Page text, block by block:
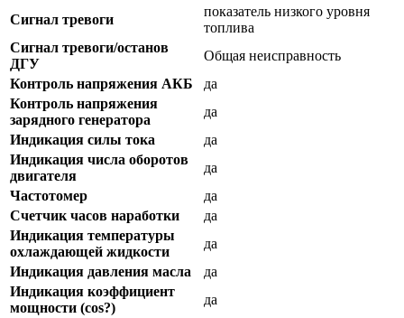
Сигнал тревоги
показатель низкого уровня
топлива
Сигнал тревоги/останов
ДГУ
Общая неисправность
Контроль напряжения АКБ
да
Контроль напряжения
зарядного генератора
да
Индикация силы тока
да
Индикация числа оборотов
двигателя
да
Частотомер
да
Счетчик часов наработки
да
Индикация температуры
охлаждающей жидкости
да
Индикация давления масла
да
Индикация коэффициент
мощности (cos?)
да